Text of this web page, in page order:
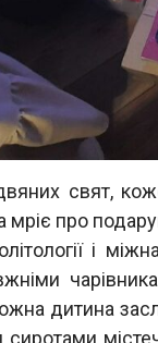
свят,
мріє про
і
дитина
сиротами